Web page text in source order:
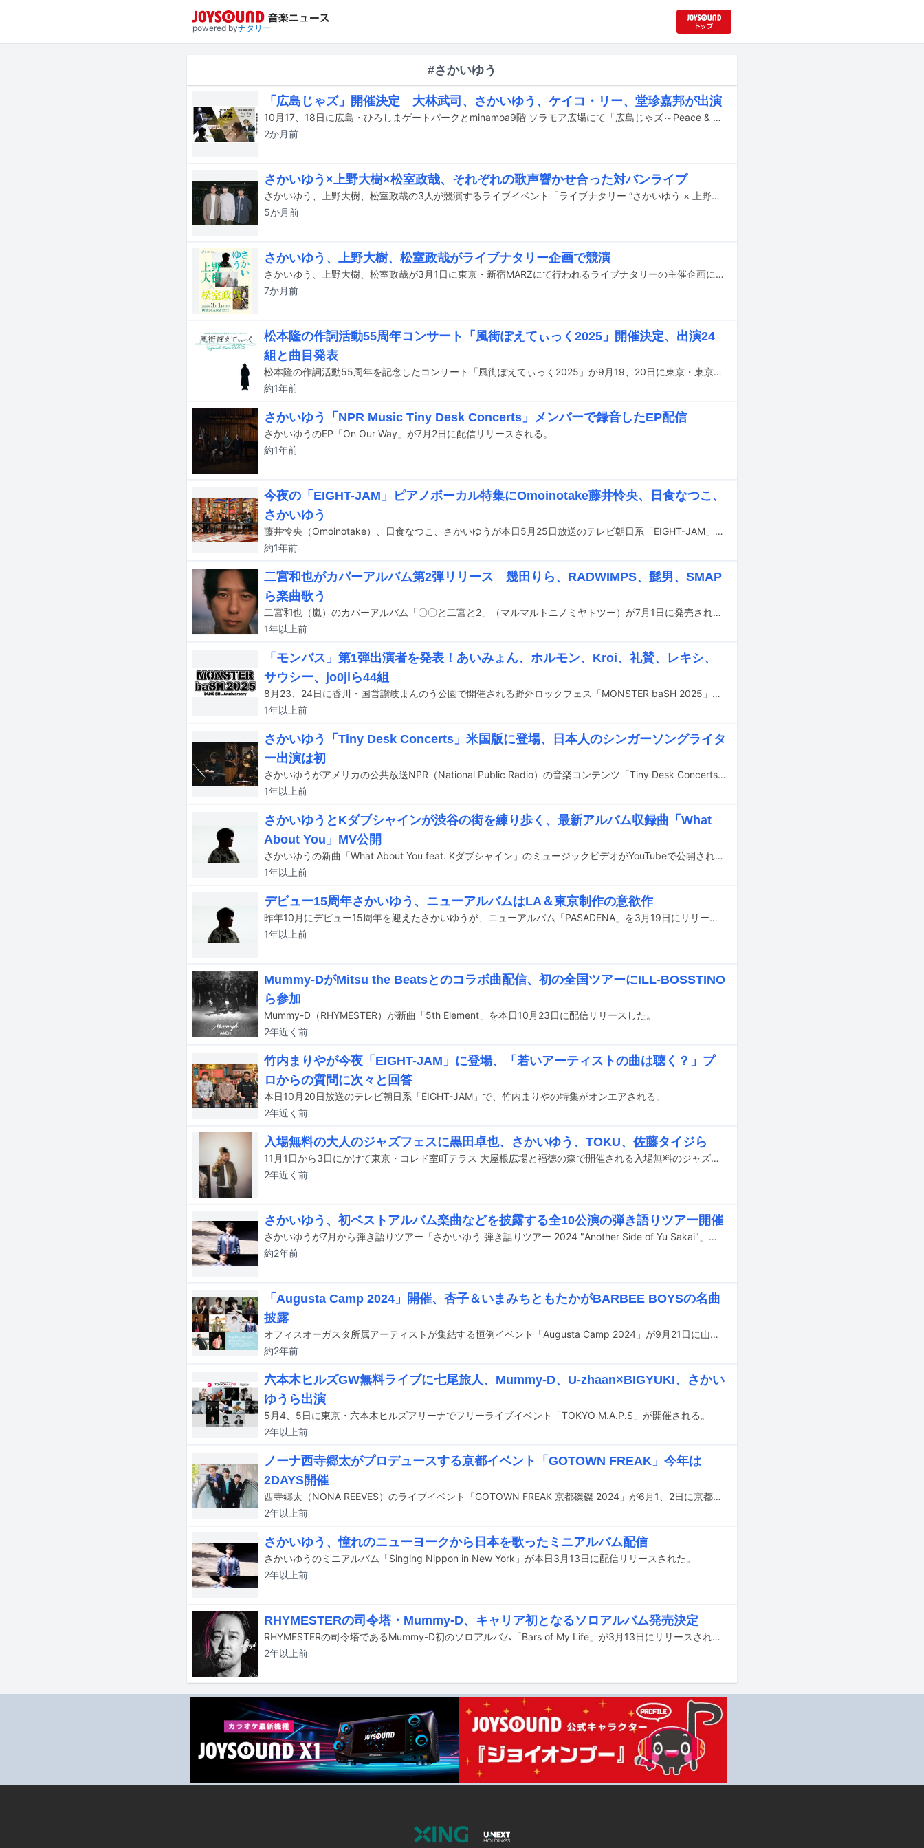
powered byナタリー
#さかいゆう
「広島じゃズ」開催決定 大林武司、さかいゆう、ケイコ・リー、堂珍嘉邦が出演
10月17、18日に広島・ひろしまゲートパークとminamoa9階 ソラモア広場にて「広島じゃズ～Peace & Music～ 2026」が開催される。
2か月前
さかいゆう×上野大樹×松室政哉、それぞれの歌声響かせ合った対バンライブ
さかいゆう、上野大樹、松室政哉の3人が競演するライブイベント「ライブナタリー “さかいゆう × 上野大樹 × 松室政哉”」が3月1日に東京・新宿MARZにて開催された。
5か月前
さかいゆう、上野大樹、松室政哉がライブナタリー企画で競演
さかいゆう、上野大樹、松室政哉が3月1日に東京・新宿MARZにて行われるライブナタリーの主催企画に出演する。
7か月前
松本隆の作詞活動55周年コンサート「風街ぽえてぃっく2025」開催決定、出演24
組と曲目発表
松本隆の作詞活動55周年を記念したコンサート「風街ぽえてぃっく2025」が9月19、20日に東京・東京国際フォーラム ホールAで開催されることが決定した。
約1年前
さかいゆう「NPR Music Tiny Desk Concerts」メンバーで録音したEP配信
さかいゆうのEP「On Our Way」が7月2日に配信リリースされる。
約1年前
今夜の「EIGHT-JAM」ピアノボーカル特集にOmoinotake藤井怜央、日食なつこ、
さかいゆう
藤井怜央（Omoinotake）、日食なつこ、さかいゆうが本日5月25日放送のテレビ朝日系「EIGHT-JAM」にゲスト出演する。
約1年前
二宮和也がカバーアルバム第2弾リリース 幾田りら、RADWIMPS、髭男、SMAP
ら楽曲歌う
二宮和也（嵐）のカバーアルバム「〇〇と二宮と2」（マルマルトニノミヤトツー）が7月1日に発売され、2日にダウンロード・ストリーミング配信されることが決定した。
1年以上前
「モンバス」第1弾出演者を発表！あいみょん、ホルモン、Kroi、礼賛、レキシ、
サウシー、jo0jiら44組
8月23、24日に香川・国営讃岐まんのう公園で開催される野外ロックフェス「MONSTER baSH 2025」の第1弾出演アーティストが発表された。
1年以上前
さかいゆう「Tiny Desk Concerts」米国版に登場、日本人のシンガーソングライタ
ー出演は初
さかいゆうがアメリカの公共放送NPR（National Public Radio）の音楽コンテンツ「Tiny Desk Concerts」に出演する。
1年以上前
さかいゆうとKダブシャインが渋谷の街を練り歩く、最新アルバム収録曲「What
About You」MV公開
さかいゆうの新曲「What About You feat. Kダブシャイン」のミュージックビデオがYouTubeで公開された。
1年以上前
デビュー15周年さかいゆう、ニューアルバムはLA＆東京制作の意欲作
昨年10月にデビュー15周年を迎えたさかいゆうが、ニューアルバム「PASADENA」を3月19日にリリースする。
1年以上前
Mummy-DがMitsu the Beatsとのコラボ曲配信、初の全国ツアーにILL-BOSSTINO
ら参加
Mummy-D（RHYMESTER）が新曲「5th Element」を本日10月23日に配信リリースした。
2年近く 前
竹内まりやが今夜「EIGHT-JAM」に登場、「若いアーティストの曲は聴く？」プ
ロからの質問に次々と回答
本日10月20日放送のテレビ朝日系「EIGHT-JAM」で、竹内まりやの特集がオンエアされる。
2年近く 前
入場無料の大人のジャズフェスに黒田卓也、さかいゆう、TOKU、佐藤タイジら
11月1日から3日にかけて東京・コレド室町テラス 大屋根広場と福徳の森で開催される入場無料のジャズイベント「NIHONBASHI PUBLIC JAZZ」の出演アーティストが発表された。
2年近く 前
さかいゆう、初ベストアルバム楽曲などを披露する全10公演の弾き語りツアー開催
さかいゆうが7月から弾き語りツアー「さかいゆう 弾き語りツアー 2024 "Another Side of Yu Sakai"」を開催する。
約2年前
「Augusta Camp 2024」開催、杏子＆いまみちともたかがBARBEE BOYSの名曲
披露
オフィスオーガスタ所属アーティストが集結する恒例イベント「Augusta Camp 2024」が9月21日に山梨・富士急ハイランド・コニファーフォレストで開催される。
約2年前
六本木ヒルズGW無料ライブに七尾旅人、Mummy-D、U-zhaan×BIGYUKI、さかい
ゆうら出演
5月4、5日に東京・六本木ヒルズアリーナでフリーライブイベント「TOKYO M.A.P.S」が開催される。
2年以上前
ノーナ西寺郷太がプロデュースする京都イベント「GOTOWN FREAK」今年は
2DAYS開催
西寺郷太（NONA REEVES）のライブイベント「GOTOWN FREAK 京都磔磔 2024」が6月1、2日に京都・磔磔で行われる。
2年以上前
さかいゆう、憧れのニューヨークから日本を歌ったミニアルバム配信
さかいゆうのミニアルバム「Singing Nippon in New York」が本日3月13日に配信リリースされた。
2年以上前
RHYMESTERの司令塔・Mummy-D、キャリア初となるソロアルバム発売決定
RHYMESTERの司令塔であるMummy-D初のソロアルバム「Bars of My Life」が3月13日にリリースされる。
2年以上前